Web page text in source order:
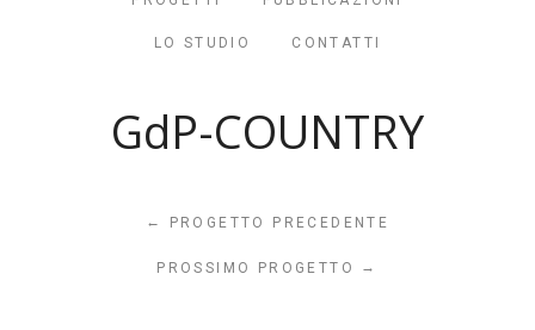
LO STUDIO CONTATTI
GdP-COUNTRY
← PROGETTO PRECEDENTE
PROSSIMO PROGETTO →